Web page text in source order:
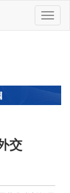
Toggle
交